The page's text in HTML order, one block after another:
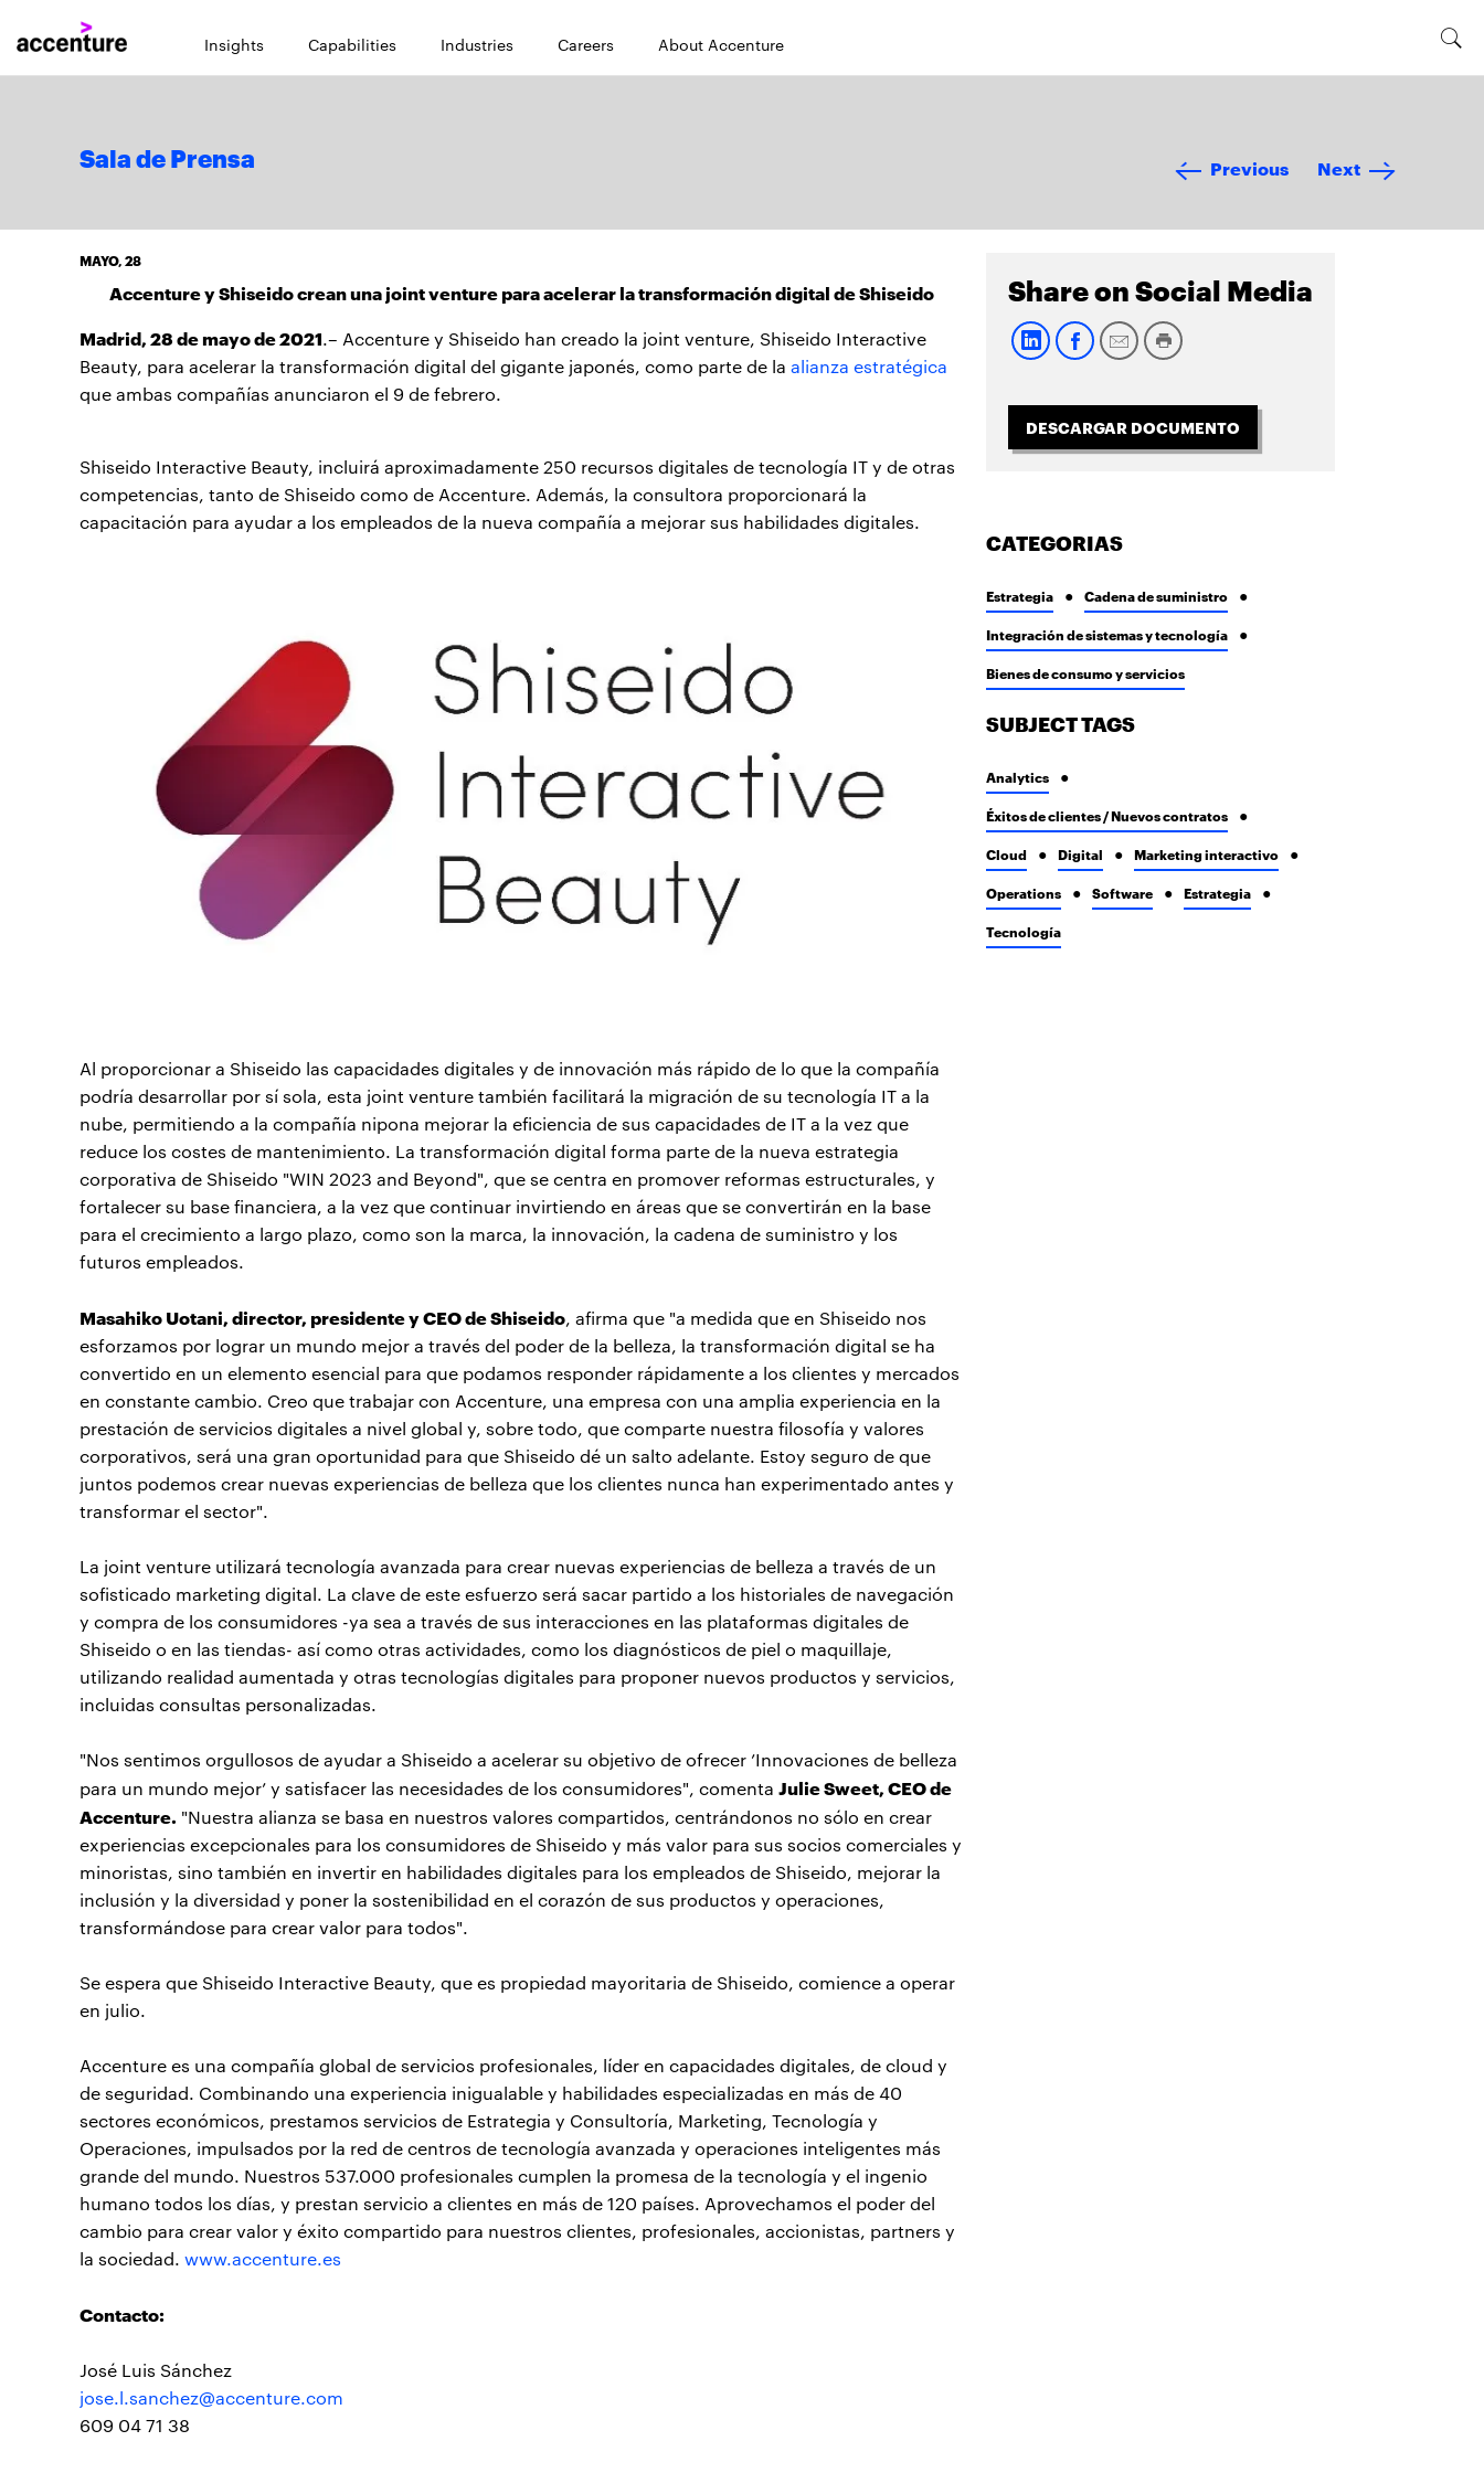
Insights Capabilities Industries Careers About Accenture
Sala de Prensa Previous Next
MAYO, 28
Accenture y Shiseido crean una joint venture para acelerar la transformación digital de Shiseido
Madrid, 28 de mayo de 2021.– Accenture y Shiseido han creado la joint venture, Shiseido Interactive
Beauty, para acelerar la transformación digital del gigante japonés, como parte de la alianza estratégica
que ambas compañías anunciaron el 9 de febrero.
Shiseido Interactive Beauty, incluirá aproximadamente 250 recursos digitales de tecnología IT y de otras
competencias, tanto de Shiseido como de Accenture. Además, la consultora proporcionará la
capacitación para ayudar a los empleados de la nueva compañía a mejorar sus habilidades digitales.
Al proporcionar a Shiseido las capacidades digitales y de innovación más rápido de lo que la compañía
podría desarrollar por sí sola, esta joint venture también facilitará la migración de su tecnología IT a la
nube, permitiendo a la compañía nipona mejorar la eficiencia de sus capacidades de IT a la vez que
reduce los costes de mantenimiento. La transformación digital forma parte de la nueva estrategia
corporativa de Shiseido "WIN 2023 and Beyond", que se centra en promover reformas estructurales, y
fortalecer su base financiera, a la vez que continuar invirtiendo en áreas que se convertirán en la base
para el crecimiento a largo plazo, como son la marca, la innovación, la cadena de suministro y los
futuros empleados.
Masahiko Uotani, director, presidente y CEO de Shiseido, afirma que "a medida que en Shiseido nos
esforzamos por lograr un mundo mejor a través del poder de la belleza, la transformación digital se ha
convertido en un elemento esencial para que podamos responder rápidamente a los clientes y mercados
en constante cambio. Creo que trabajar con Accenture, una empresa con una amplia experiencia en la
prestación de servicios digitales a nivel global y, sobre todo, que comparte nuestra filosofía y valores
corporativos, será una gran oportunidad para que Shiseido dé un salto adelante. Estoy seguro de que
juntos podemos crear nuevas experiencias de belleza que los clientes nunca han experimentado antes y
transformar el sector".
La joint venture utilizará tecnología avanzada para crear nuevas experiencias de belleza a través de un
sofisticado marketing digital. La clave de este esfuerzo será sacar partido a los historiales de navegación
y compra de los consumidores -ya sea a través de sus interacciones en las plataformas digitales de
Shiseido o en las tiendas- así como otras actividades, como los diagnósticos de piel o maquillaje,
utilizando realidad aumentada y otras tecnologías digitales para proponer nuevos productos y servicios,
incluidas consultas personalizadas.
"Nos sentimos orgullosos de ayudar a Shiseido a acelerar su objetivo de ofrecer ’Innovaciones de belleza
para un mundo mejor’ y satisfacer las necesidades de los consumidores", comenta Julie Sweet, CEO de
Accenture. "Nuestra alianza se basa en nuestros valores compartidos, centrándonos no sólo en crear
experiencias excepcionales para los consumidores de Shiseido y más valor para sus socios comerciales y
minoristas, sino también en invertir en habilidades digitales para los empleados de Shiseido, mejorar la
inclusión y la diversidad y poner la sostenibilidad en el corazón de sus productos y operaciones,
transformándose para crear valor para todos".
Se espera que Shiseido Interactive Beauty, que es propiedad mayoritaria de Shiseido, comience a operar
en julio.
Accenture es una compañía global de servicios profesionales, líder en capacidades digitales, de cloud y
de seguridad. Combinando una experiencia inigualable y habilidades especializadas en más de 40
sectores económicos, prestamos servicios de Estrategia y Consultoría, Marketing, Tecnología y
Operaciones, impulsados por la red de centros de tecnología avanzada y operaciones inteligentes más
grande del mundo. Nuestros 537.000 profesionales cumplen la promesa de la tecnología y el ingenio
humano todos los días, y prestan servicio a clientes en más de 120 países. Aprovechamos el poder del
cambio para crear valor y éxito compartido para nuestros clientes, profesionales, accionistas, partners y
la sociedad. www.accenture.es
Contacto:
José Luis Sánchez
jose.l.sanchez@accenture.com
609 04 71 38
Share on Social Media
DESCARGAR DOCUMENTO
CATEGORIAS
Estrategia Cadena de suministro
Integración de sistemas y tecnología
Bienes de consumo y servicios
SUBJECT TAGS
Analytics
Éxitos de clientes / Nuevos contratos
Cloud Digital Marketing interactivo
Operations Software Estrategia
Tecnología